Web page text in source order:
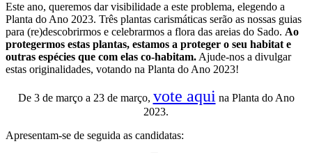
Este ano, queremos dar visibilidade a este problema, elegendo a
Planta do Ano 2023. Três plantas carismáticas serão as nossas guias
para (re)descobrirmos e celebrarmos a flora das areias do Sado. Ao
protegermos estas plantas, estamos a proteger o seu habitat e
outras espécies que com elas co-habitam.Ajude-nos a divulgar
estas originalidades, votando na Planta do Ano 2023!
De 3 de março a 23 de março, vote aquina Planta do Ano
2023.
Apresentam-se de seguida as candidatas: